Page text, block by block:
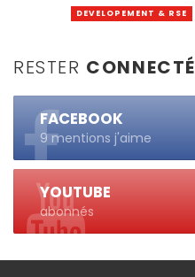
DEVELOPEMENT & RSE
RESTER CONNECTÉ
FACEBOOK
9 mentions j'aime
YOUTUBE
abonnés